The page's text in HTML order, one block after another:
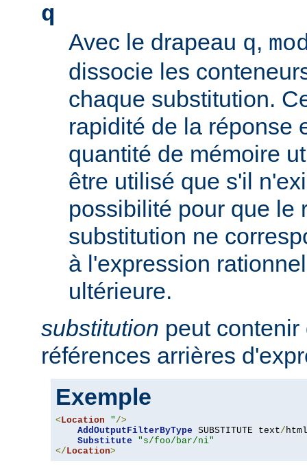
q
Avec le drapeau q,
dissocie les
chaque substitution.
rapidité de la réponse
quantité de mémoire
être utilisé que s'il
possibilité pour que le
substitution ne
à l'expression
ultérieure.
substitution peut
références arrières
Exemple
< Location " />
AddOutputFilterByType SUBSTITUTE text/ html
Substitute
"s/foo/bar/ni"
</ Location>